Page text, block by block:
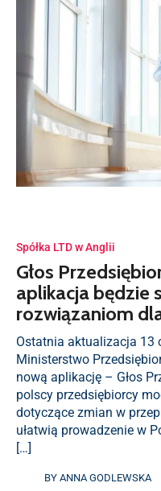
Spółka LTD w Anglii
Głos
aplikacja będzie
rozwiązaniom
Ostatnia aktualizacja 13
Ministerstwo
nową aplikację – Głos
polscy przedsiębiorcy
dotyczące zmian w
ułatwią prowadzenie w
[…]
BY ANNA GODLEWSKA